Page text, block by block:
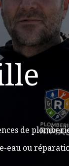
de
eau ou